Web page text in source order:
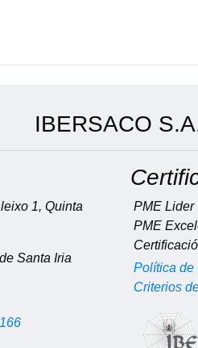
IBERSACO
1, Quinta
Santa Iria
PME Lider
PME
Política de
Criterios